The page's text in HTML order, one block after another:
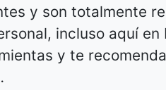
y son totalmente
incluso aquí en
y te